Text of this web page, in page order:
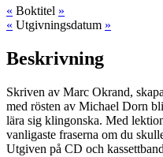
« Boktitel »
« Utgivningsdatum »
Beskrivning
Skriven av Marc Okrand,
med rösten av Michael Dorn
lära sig klingonska. Med
vanligaste fraserna om du
Utgiven på CD och